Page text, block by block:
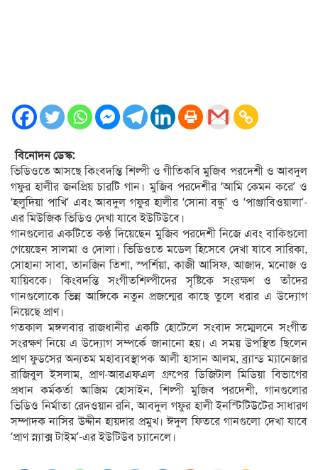
বিনোদন ডেস্ক:
ভিডিওতে আসছে কিংবদন্তি শিল্পী ও গীতিকবি মুজিব পরদেশী ও আবদুল
গফুর হালীর জনপ্রিয় চারটি গান। মুজিব পরদেশীর ‘আমি কেমন করে’ ও
‘হলুদিয়া পাখি’ এবং আবদুল গফুর হালীর ‘সোনা বন্ধু’ ও ‘পাঞ্জাবিওয়ালা’-
এর মিউজিক ভিডিও দেখা যাবে ইউটিউবে।
গানগুলোর একটিতে কণ্ঠ দিয়েছেন মুজিব পরদেশী নিজে এবং বাকিগুলো
গেয়েছেন সালমা ও দোলা। ভিডিওতে মডেল হিসেবে দেখা যাবে সারিকা,
সোহানা সাবা, তানজিন তিশা, স্পর্শিয়া, কাজী আসিফ, আজাদ, মনোজ ও
যায়িবকে। কিংবদন্তি সংগীতশিল্পীদের সৃষ্টিকে সংরক্ষণ ও তাঁদের
গানগুলোকে ভিন্ন আঙ্গিকে নতুন প্রজন্মের কাছে তুলে ধরার এ উদ্যোগ
নিয়েছে প্রাণ।
গতকাল মঙ্গলবার রাজধানীর একটি হোটেলে সংবাদ সম্মেলনে সংগীত
সংরক্ষণ নিয়ে এ উদ্যোগ সম্পর্কে জানানো হয়। এ সময় উপস্থিত ছিলেন
প্রাণ ফুডসের অন্যতম মহাব্যবস্থাপক আলী হাসান আলম, ব্র্যান্ড ম্যানেজার
রাজিবুল ইসলাম, প্রাণ-আরএফএল গ্রুপের ডিজিটাল মিডিয়া বিভাগের
প্রধান কর্মকর্তা আজিম হোসাইন, শিল্পী মুজিব পরদেশী, গানগুলোর
ভিডিও নির্মাতা রেদওয়ান রনি, আবদুল গফুর হালী ইনস্টিটিউটের সাধারণ
সম্পাদক নাসির উদ্দীন হায়দার প্রমুখ। ঈদুল ফিতরে গানগুলো দেখা যাবে
‘প্রাণ স্ন্যাক্স টাইম’-এর ইউটিউব চ্যানেলে।